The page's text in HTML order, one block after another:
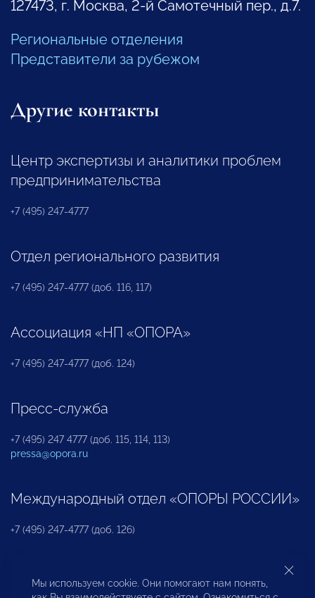
127473, г. Москва, 2-й Самотечный пер., д.7.
Региональные отделения
Представители за рубежом
Другие контакты
Центр экспертизы и аналитики проблем
предпринимательства
+7 (495) 247-4777
Отдел регионального развития
+7 (495) 247-4777 (доб. 116, 117)
Ассоциация «НП «ОПОРА»
+7 (495) 247-4777 (доб. 124)
Пресс-служба
+7 (495) 247 4777 (доб. 115, 114, 113)
pressa@opora.ru
Международный отдел «ОПОРЫ РОССИИ»
+7 (495) 247-4777 (доб. 126)
Бюро по защите прав предпринимателей и
инвесторов
Мы используем cookie. Они помогают нам понять,